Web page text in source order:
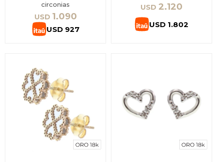
circonias
USD 1.090
USD 927
USD 2.120
USD 1.802